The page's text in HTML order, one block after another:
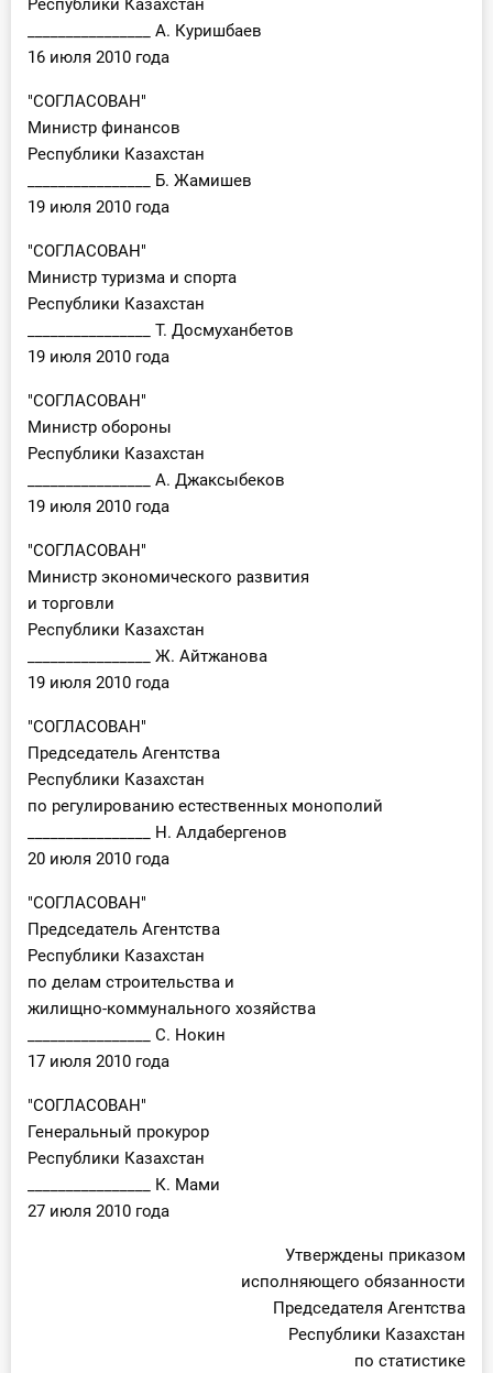
Республики Казахстан
________________ А. Куришбаев
16 июля 2010 года
"СОГЛАСОВАН"
Министр финансов
Республики Казахстан
________________ Б. Жамишев
19 июля 2010 года
"СОГЛАСОВАН"
Министр туризма и спорта
Республики Казахстан
________________ Т. Досмуханбетов
19 июля 2010 года
"СОГЛАСОВАН"
Министр обороны
Республики Казахстан
________________ А. Джаксыбеков
19 июля 2010 года
"СОГЛАСОВАН"
Министр экономического развития
и торговли
Республики Казахстан
________________ Ж. Айтжанова
19 июля 2010 года
"СОГЛАСОВАН"
Председатель Агентства
Республики Казахстан
по регулированию естественных монополий
________________ Н. Алдабергенов
20 июля 2010 года
"СОГЛАСОВАН"
Председатель Агентства
Республики Казахстан
по делам строительства и
жилищно-коммунального хозяйства
________________ С. Нокин
17 июля 2010 года
"СОГЛАСОВАН"
Генеральный прокурор
Республики Казахстан
________________ К. Мами
27 июля 2010 года
Утверждены приказом
исполняющего обязанности
Председателя Агентства
Республики Казахстан
по статистике